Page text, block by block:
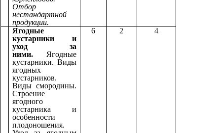
Отбор
нестандартной
продукции.
Ягодные
кустарники и
уход за
ними. Ягодные
кустарники. Виды
ягодных
кустарников.
Виды смородины.
Строение
ягодного
кустарника и
особенности
плодоношения.
6 2 4